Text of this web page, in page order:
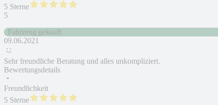
5 Sterne
5
Fahrzeug gekauft
09.06.2021
Sehr freundliche Beratung und alles unkompliziert.
Bewertungsdetails
Freundlichkeit
5 Sterne